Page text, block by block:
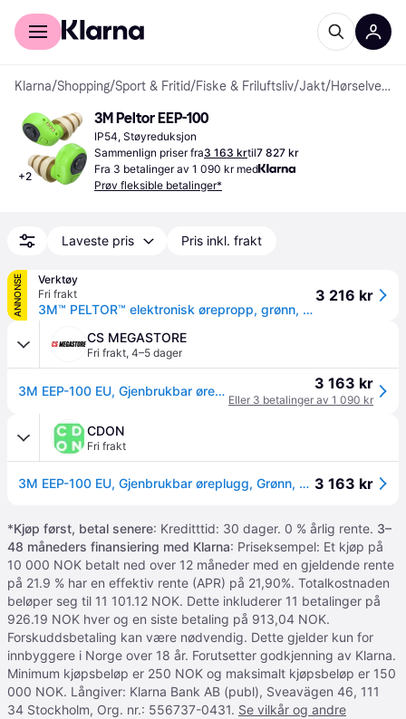
For kunder
Klarna/Shopping/Sport & Fritid/Fiske & Friluftsliv/Jakt/ Hørselvern til jakt
+2
3M Peltor EEP-100
IP54, Støyreduksjon
Sammenlign priser fra3 163 krtil7 827 kr
Fra 3 betalinger av 1 090 kr med
Prøv fleksible betalinger*
Laveste pris Pris inkl. frakt
ANNONSE
Verktøy
Fri frakt
3M™ PELTOR™ elektronisk ørepropp, grønn, EEP-100 EU
3 216 kr
CS MEGASTORE
Fri frakt, 4–5 dager
3M EEP-100 EU, Gjenbrukbar øreplugg, Grønn, Trådløs, 38 dB, ABS syntetisk, RoHS II 3 163 kr
Eller 3 betalinger av 1 090 kr
CDON
Fri frakt
3M EEP-100 EU, Gjenbrukbar øreplugg, Grønn, Trådløs, 38 dB, ABS syntetisk, RoHS II 3 163 kr
*Kjøp først, betal senere: Kreditttid: 30 dager. 0 % årlig rente. 3–
48 måneders finansiering med Klarna: Priseksempel: Et kjøp på
10 000 NOK betalt ned over 12 måneder med en gjeldende rente
på 21.9 % har en effektiv rente (APR) på 21,90%. Totalkostnaden
beløper seg til 11 101.12 NOK. Dette inkluderer 11 betalinger på
926.19 NOK hver og en siste betaling på 913,04 NOK.
Forskuddsbetaling kan være nødvendig. Dette gjelder kun for
innbyggere i Norge over 18 år. Forutsetter godkjenning av Klarna.
Minimum kjøpsbeløp er 250 NOK og maksimalt kjøpsbeløp er 150
000 NOK. Långiver: Klarna Bank AB (publ), Sveavägen 46, 111
34 Stockholm, Org. nr.: 556737-0431. Se vilkår og andre